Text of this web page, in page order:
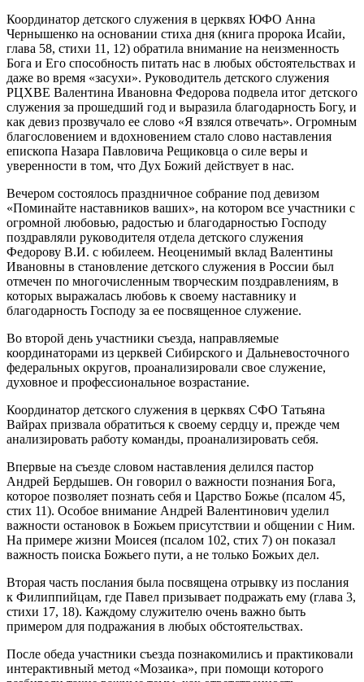
Координатор детского служения в церквях ЮФО Анна
Чернышенко на основании стиха дня (книга пророка Исайи,
глава 58, стихи 11, 12) обратила внимание на неизменность
Бога и Его способность питать нас в любых обстоятельствах и
даже во время «засухи». Руководитель детского служения
РЦХВЕ Валентина Ивановна Федорова подвела итог детского
служения за прошедший год и выразила благодарность Богу, и
как девиз прозвучало ее слово «Я взялся отвечать». Огромным
благословением и вдохновением стало слово наставления
епископа Назара Павловича Рещиковца о силе веры и
уверенности в том, что Дух Божий действует в нас.
Вечером состоялось праздничное собрание под девизом
«Поминайте наставников ваших», на котором все участники с
огромной любовью, радостью и благодарностью Господу
поздравляли руководителя отдела детского служения
Федорову В.И. с юбилеем. Неоценимый вклад Валентины
Ивановны в становление детского служения в России был
отмечен по многочисленным творческим поздравлениям, в
которых выражалась любовь к своему наставнику и
благодарность Господу за ее посвященное служение.
Во второй день участники съезда, направляемые
координаторами из церквей Сибирского и Дальневосточного
федеральных округов, проанализировали свое служение,
духовное и профессиональное возрастание.
Координатор детского служения в церквях СФО Татьяна
Вайрах призвала обратиться к своему сердцу и, прежде чем
анализировать работу команды, проанализировать себя.
Впервые на съезде словом наставления делился пастор
Андрей Бердышев. Он говорил о важности познания Бога,
которое позволяет познать себя и Царство Божье (псалом 45,
стих 11). Особое внимание Андрей Валентинович уделил
важности остановок в Божьем присутствии и общении с Ним.
На примере жизни Моисея (псалом 102, стих 7) он показал
важность поиска Божьего пути, а не только Божьих дел.
Вторая часть послания была посвящена отрывку из послания
к Филиппийцам, где Павел призывает подражать ему (глава 3,
стихи 17, 18). Каждому служителю очень важно быть
примером для подражания в любых обстоятельствах.
После обеда участники съезда познакомились и практиковали
интерактивный метод «Мозаика», при помощи которого